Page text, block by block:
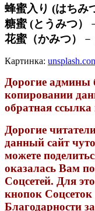
蜂蜜入り (はちみ
糖蜜 (とうみつ）
花蜜（かみつ）
Картинка:
Дорогие
копировании
обратная ссылка
Дорогие
данный сайт
можете
оказалась Вам
Соцсетей. Для
кнопок Соцсеток
Благодарности